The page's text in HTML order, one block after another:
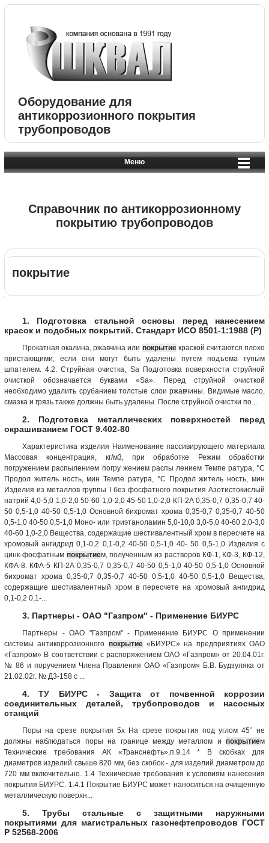
Оборудование для
антикоррозионного покрытия
трубопроводов
Меню
Справочник по антикоррозионному
покрытию трубопроводов
покрытие
1. Подготовка стальной основы перед нанесением
красок и подобных покрытий. Стандарт ИСО 8501-1:1988 (Р)
Прокатная окалина, ржавчина или покрытиекраской считаются плохо
пристающими, если они могут быть удалены путем подъема тупым
шпателем. 4.2. Струйная очистка, Sa Подготовка поверхности струйной
очисткой обозначается буквами «Sa». Перед струйной очисткой
необходимо удалить срубанием толстые слои ржавчины. Видимые масло,
смазка и грязь также должны быть удалены. После струйной очистки по...
2. Подготовка металлических поверхностей перед
окрашиванием ГОСТ 9.402-80
Характеристика изделия Наименование пассивирующего материала
Массовая концентрация, кг/м3, при обработке Режим обработки
погружением распылением погру жением распы лением Темпе ратура, °С
Продол житель ность, мин Темпе ратура, °С Продол житель ность, мин
Изделия из металлов группы I без фосфатного покрытия Азотистокислый
натрий 4,0-5,0 1,0-2,0 50-60 1,0-2,0 45-50 1,0-2,0 КП-2А 0,35-0,7 0,35-0,7 40-
50 0,5-1,0 40-50 0,5-1,0 Основной бихромат хрома 0,35-0,7 0,35-0,7 40-50
0,5-1,0 40-50 0,5-1,0 Моно- или триэтаноламин 5,0-10,0 3,0-5,0 40-60 2,0-3,0
40-60 1,0-2,0 Вещества, содержащие шестивалентный хром в пересчете на
хромовый ангидрид 0,1-0,2 0,1-0,2 40-50 0,5-1,0 40- 50 0,5-1,0 Изделия с
цинк-фосфатным покрытием, полученным из растворов КФ-1, КФ-3, КФ-12,
КФА-8. КФА-5 КП-2А 0,35-0,7 0,35-0,7 40-50 0,5-1,0 40-50 0,5-1,0 Основной
бихромат хрома 0,35-0,7 0,35-0,7 40-50 0,5-1,0 40-50 0,5-1,0 Вещества,
содержащие шестивалентный хром в пересчете на хромовый ангидрид
0,1-0,2 0,1-...
3. Партнеры - ОАО "Газпром" - Применение БИУРС
Партнеры - ОАО "Газпром" - Применение БИУРС О применении
системы антикоррозионного покрытие«БИУРС» на предприятиях ОАО
«Газпром» В соответствии с распоряжением ОАО «Газпром» от 20.04.01г.
№ 86 и поручением Члена Правления ОАО «Газпром» Б.В. Будзуляка от
21.02.02г. № Д3-158 с ...
4. ТУ БИУРС - Защита от почвенной коррозии
соединительных деталей, трубопроводов и насосных
станций
Поры на срезе покрытия 5х На срезе покрытия под углом 45° не
должны наблюдаться поры на границе между металлом и покрытием
Технические требования АК «Транснефть»,п.9.14 * В скобках для
диаметров изделий свыше 820 мм, без скобок - для изделий диаметром до
720 мм включительно. 1.4 Технические требования к условиям нанесения
покрытия БИУРС. 1.4.1 Покрытие БИУРС может наноситься на очищенную
металлическую поверхн...
5. Трубы стальные с защитными наружными
покрытиями для магистральных газонефтепроводов ГОСТ
Р 52568-2006